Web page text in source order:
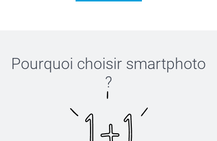
Pourquoi choisir smartphoto
?